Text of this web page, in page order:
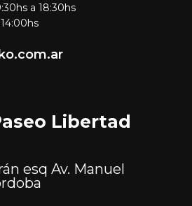
a 18:30hs
Libertad
esq Av. Manuel